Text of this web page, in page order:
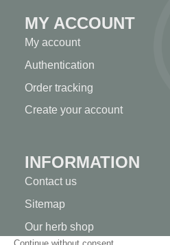
MY ACCOUNT
My account
Authentication
Order tracking
Create your account
INFORMATION
Contact us
Sitemap
Our herb shop